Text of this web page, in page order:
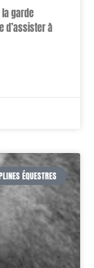
garde
d’assister à
ÉQUESTRES